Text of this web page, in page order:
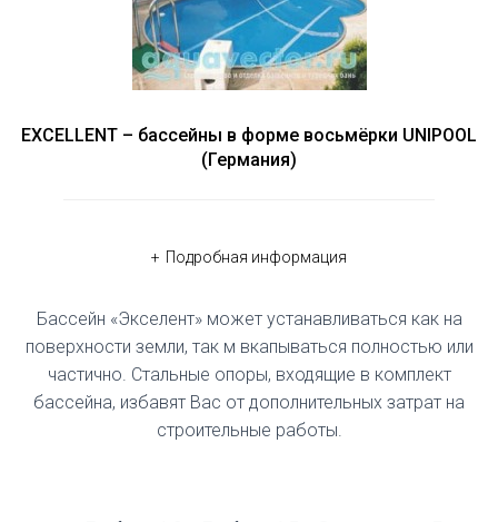
EXCELLENT – бассейны в форме восьмёрки UNIPOOL
(Германия)
Подробная информация
Бассейн «Экселент» может устанавливаться как на
поверхности земли, так м вкапываться полностью или
частично. Стальные опоры, входящие в комплект
бассейна, избавят Вас от дополнительных затрат на
строительные работы.